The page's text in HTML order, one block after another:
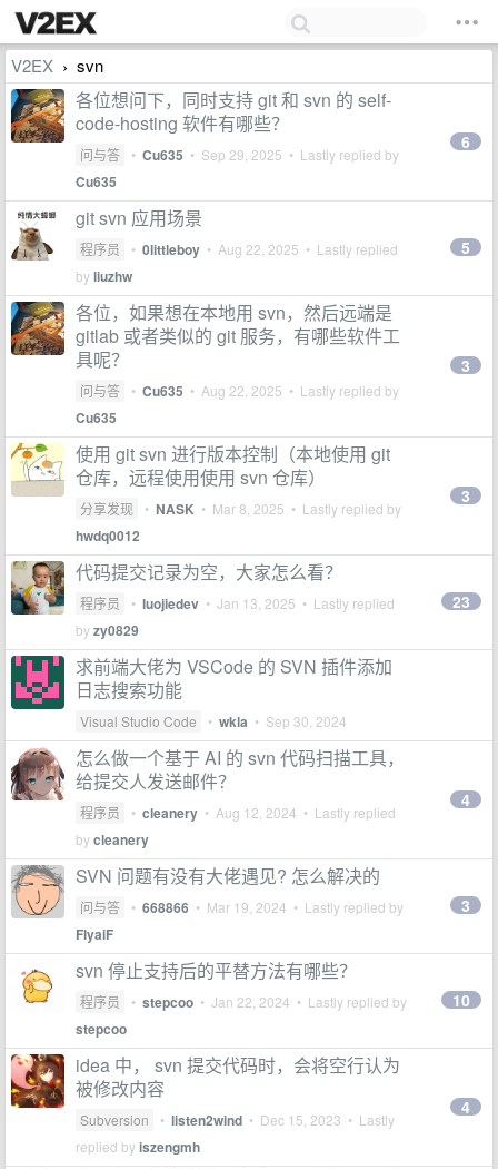
V2EX › svn
各位想问下，同时支持 git 和 svn 的 self-
code-hosting 软件有哪些？
问与答 • Cu635 • Sep 29, 2025 • Lastly replied by
Cu635
6
git svn 应用场景
程序员 • 0littleboy • Aug 22, 2025 • Lastly replied
byliuzhw
5
各位，如果想在本地用 svn，然后远端是
gitlab 或者类似的 git 服务，有哪些软件工
具呢？
问与答 • Cu635 • Aug 22, 2025 • Lastly replied by
Cu635
3
使用 git svn 进行版本控制（本地使用 git
仓库，远程使用使用 svn 仓库）
分享发现 • NASK • Mar 8, 2025 • Lastly replied by
hwdq0012
3
代码提交记录为空，大家怎么看？
程序员 • luojiedev • Jan 13, 2025 • Lastly replied
byzy0829
23
求前端大佬为 VSCode 的 SVN 插件添加
日志搜索功能
Visual Studio Code • wkla • Sep 30, 2024
怎么做一个基于 AI 的 svn 代码扫描工具，
给提交人发送邮件？
程序员 • cleanery • Aug 12, 2024 • Lastly replied
bycleanery
4
SVN 问题有没有大佬遇见? 怎么解决的
问与答 • 668866 • Mar 19, 2024 • Lastly replied by
FlyaiF
3
svn 停止支持后的平替方法有哪些？
程序员 • stepcoo • Jan 22, 2024 • Lastly replied by
stepcoo
10
idea 中， svn 提交代码时，会将空行认为
被修改内容
Subversion • listen2wind • Dec 15, 2023 • Lastly
replied byiszengmh
4